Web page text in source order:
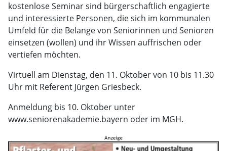
kostenlose Seminar sind bürgerschaftlich engagierte
und interessierte Personen, die sich im kommunalen
Umfeld für die Belange von Seniorinnen und Senioren
einsetzen (wollen) und ihr Wissen auffrischen oder
vertiefen möchten.
Virtuell am Dienstag, den 11. Oktober von 10 bis 11.30
Uhr mit Referent Jürgen Griesbeck.
Anmeldung bis 10. Oktober unter
www.seniorenakademie.bayern oder im MGH.